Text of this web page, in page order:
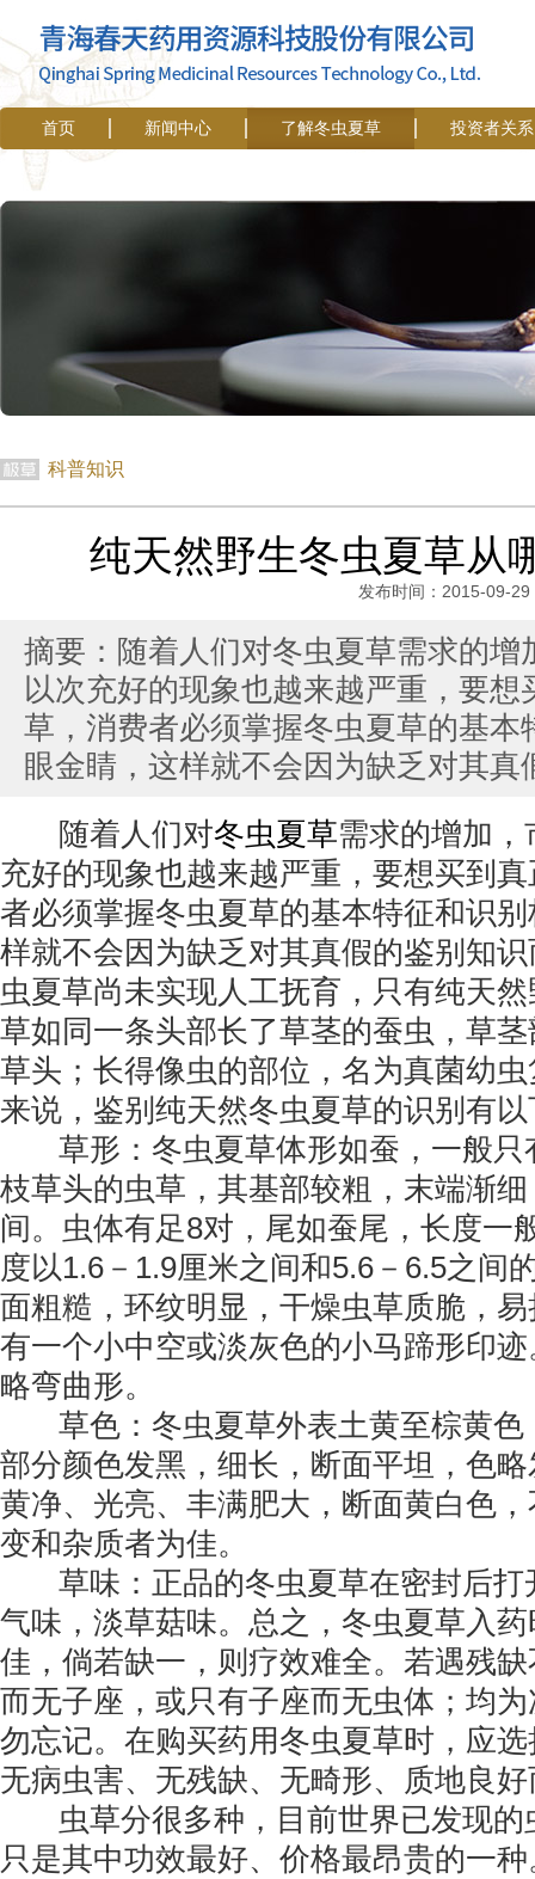
首页 新闻中心 了解冬虫夏草 投资者关系
科普知识
纯天然野生冬虫夏草从
发布时间：2015-09-29
摘要：随着人们对冬虫夏草需求的
以次充好的现象也越来越严重，要
草，消费者必须掌握冬虫夏草的基
眼金睛，这样就不会因为缺乏对其
随着人们对冬虫夏草需求的增加
充好的现象也越来越严重，要想买到
者必须掌握冬虫夏草的基本特征和识
样就不会因为缺乏对其真假的鉴别知
虫夏草尚未实现人工抚育，只有纯天
草如同一条头部长了草茎的蚕虫，草
草头；长得像虫的部位，名为真菌幼
来说，鉴别纯天然冬虫夏草的识别有
草形：冬虫夏草体形如蚕，一般
枝草头的虫草，其基部较粗，末端渐
间。虫体有足8对，尾如蚕尾，长度一
度以1.6－1.9厘米之间和5.6－6.5之间
面粗糙，环纹明显，干燥虫草质脆，
有一个小中空或淡灰色的小马蹄形印
略弯曲形。
草色：冬虫夏草外表土黄至棕黄
部分颜色发黑，细长，断面平坦，色
黄净、光亮、丰满肥大，断面黄白色
变和杂质者为佳。
草味：正品的冬虫夏草在密封后
气味，淡草菇味。总之，冬虫夏草入
佳，倘若缺一，则疗效难全。若遇残
而无子座，或只有子座而无虫体；均
勿忘记。在购买药用冬虫夏草时，应
无病虫害、无残缺、无畸形、质地良
虫草分很多种，目前世界已发现
只是其中功效最好、价格最昂贵的一